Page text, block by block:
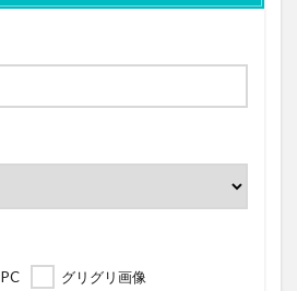
PC
グリグリ画像